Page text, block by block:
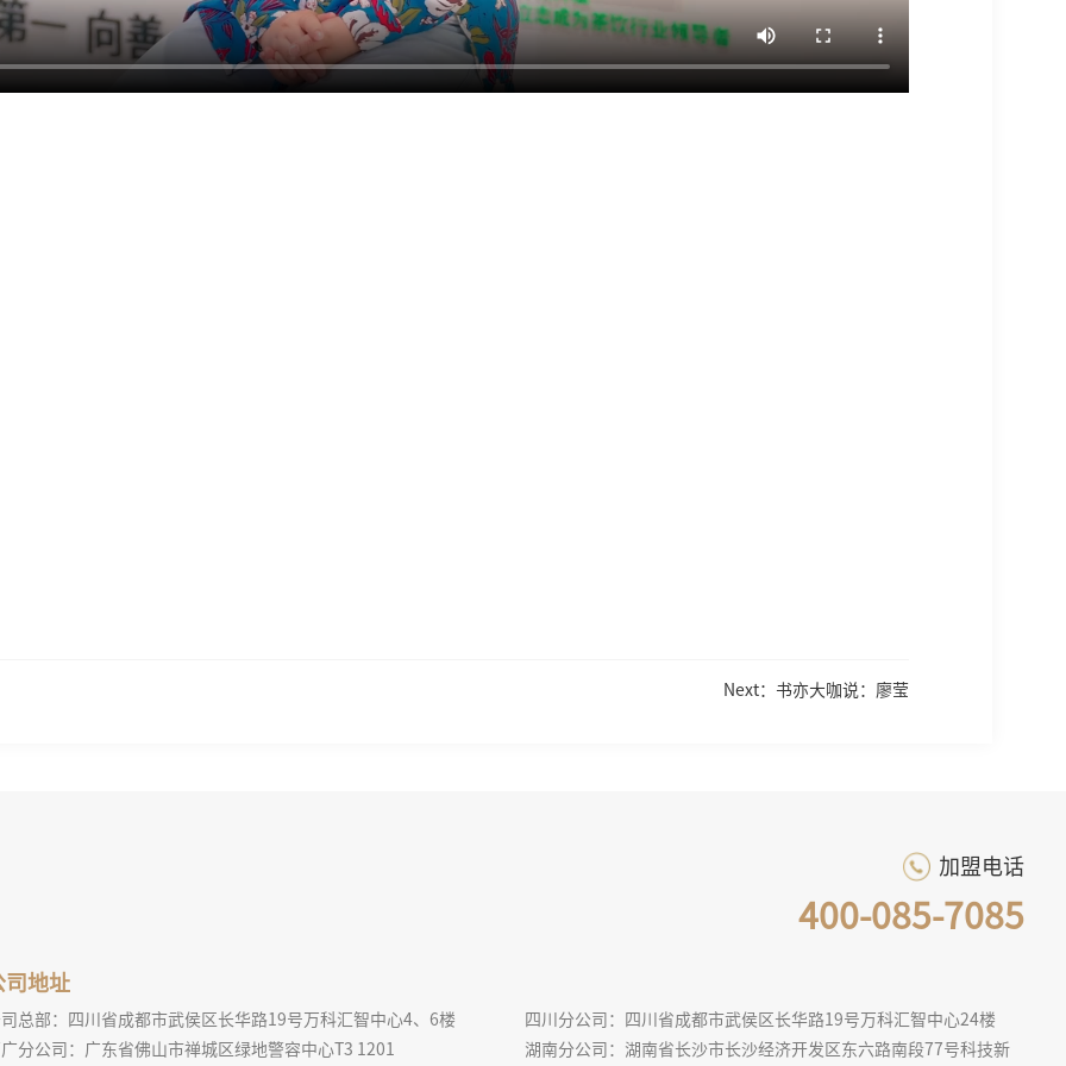
Next：书亦大咖说：廖莹
加盟电话
400-085-7085
司地址
总部：四川省成都市武侯区长华路19号万科汇智中心4、6楼
四川分公司：四川省成都市武侯区长华路19号万科汇智中心24楼
分公司：广东省佛山市禅城区绿地警容中心T3 1201
湖南分公司：湖南省长沙市长沙经济开发区东六路南段77号科技新